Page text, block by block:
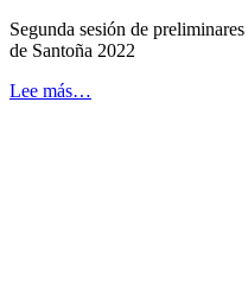
Segunda sesión de
de Santoña 2022
Lee más…